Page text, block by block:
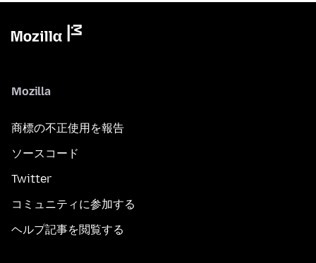
Mozilla
商標の不正使用を報告
ソースコード
Twitter
コミュニティに参加する
ヘルプ記事を閲覧する